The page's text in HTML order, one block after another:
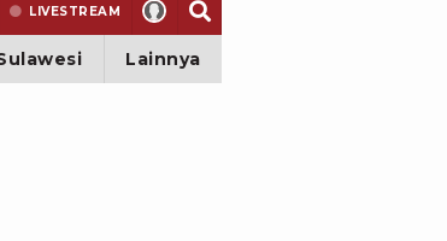
LIVESTREAM
Lainnya